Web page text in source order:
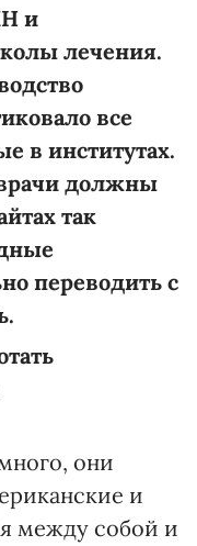
и
лечения.
все
в институтах.
должны
так
переводить с
они
и
между собой и